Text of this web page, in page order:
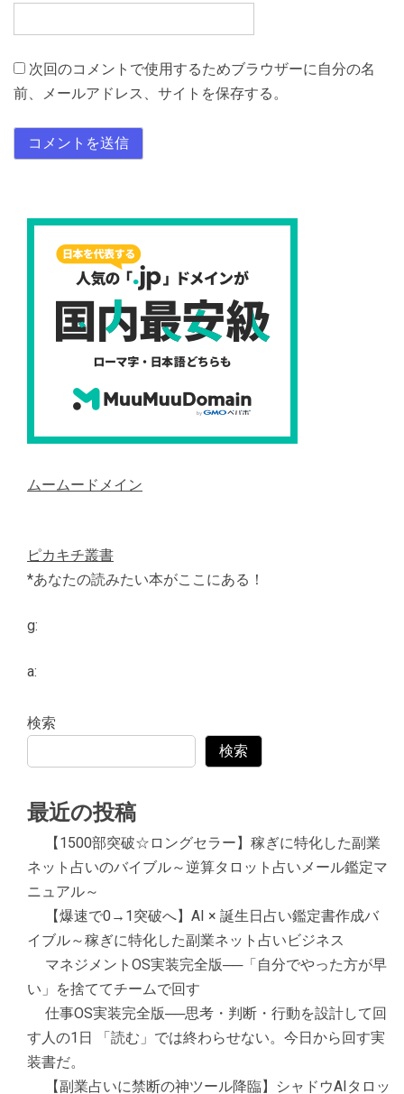
次回のコメントで使用するためブラウザーに自分の名
前、メールアドレス、サイトを保存する。
ムームードメイン
ピカキチ叢書
*あなたの読みたい本がここにある！
g:
a:
検索
検索
最近の投稿
【1500部突破☆ロングセラー】稼ぎに特化した副業
ネット占いのバイブル～逆算タロット占いメール鑑定マ
ニュアル～
【爆速で0→1突破へ】AI × 誕生日占い鑑定書作成バ
イブル～稼ぎに特化した副業ネット占いビジネス
マネジメントOS実装完全版──「自分でやった方が早
い」を捨ててチームで回す
仕事OS実装完全版──思考・判断・行動を設計して回
す人の1日 「読む」では終わらせない。今日から回す実
装書だ。
【副業占いに禁断の神ツール降臨】シャドウAIタロッ